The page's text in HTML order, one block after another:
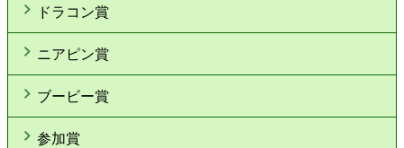
ドラコン賞
ニアピン賞
ブービー賞
参加賞